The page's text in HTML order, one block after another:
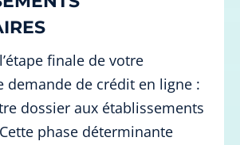
finale de votre
demande de crédit en ligne :
dossier aux établissements
phase déterminante